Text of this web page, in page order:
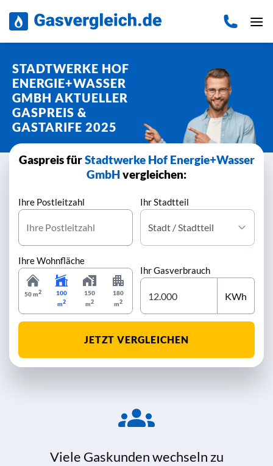
Inhalt
STADTWERKE HOF
ENERGIE+WASSER
GMBH AKTUELLER
GASPREIS &
GASTARIFE 2025
Gaspreis fürStadtwerke Hof Energie+Wasser
GmbHvergleichen:
Ihre Postleitzahl Ihr Stadtteil
Ihre Wohnfläche
50 m2
100
m2
150
m2
180
m2
Ihr Gasverbrauch
KWh
JETZT VERGLEICHEN
Viele Gaskunden wechseln zu